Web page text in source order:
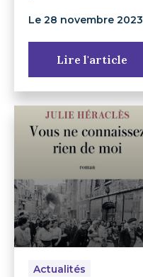
Le 28 novembre 2023
Lire l'article
Actualités